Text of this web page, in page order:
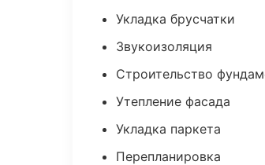
Укладка брусчатки
Звукоизоляция
Строительство
Утепление фасада
Укладка паркета
Перепланировка